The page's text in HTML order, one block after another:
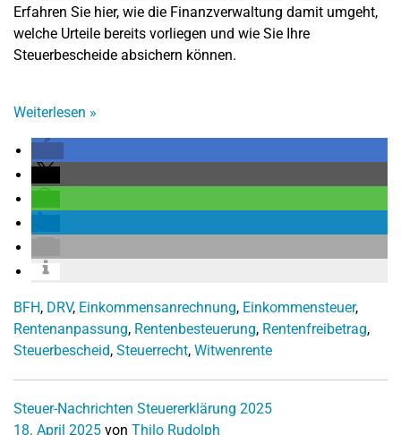
Erfahren Sie hier, wie die Finanzverwaltung damit umgeht,
welche Urteile bereits vorliegen und wie Sie Ihre
Steuerbescheide absichern können.
Weiterlesen »
BFH, DRV, Einkommensanrechnung, Einkommensteuer,
Rentenanpassung, Rentenbesteuerung, Rentenfreibetrag,
Steuerbescheid, Steuerrecht, Witwenrente
Steuer-Nachrichten Steuererklärung 2025
18. April 2025 von Thilo Rudolph